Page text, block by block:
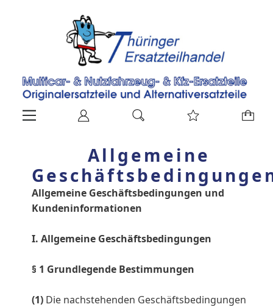
Allgemeine
Allgemeine Geschäftsbedingungen und
Kundeninformationen
I. Allgemeine Geschäftsbedingungen
§ 1 Grundlegende Bestimmungen
(1) Die nachstehenden Geschäftsbedingungen